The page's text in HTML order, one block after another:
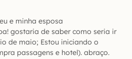
e minha esposa
gostaria de saber como seria ir
de maio; Estou iniciando o
passagens e hotel). abraço.